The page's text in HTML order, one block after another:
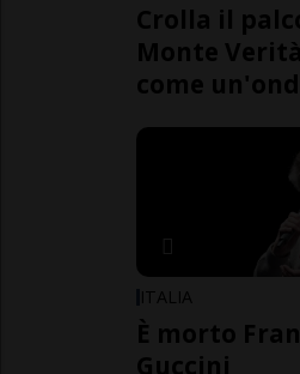
Crolla il
Monte
come
ITALIA
È morto
Guccini